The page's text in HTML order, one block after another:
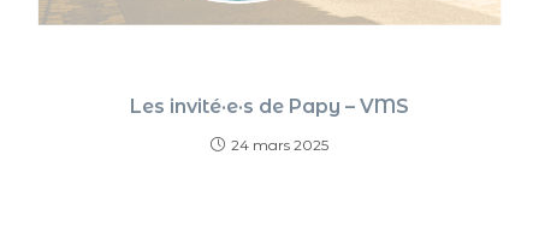
Les invité·e·s de Papy – VMS
24 mars 2025